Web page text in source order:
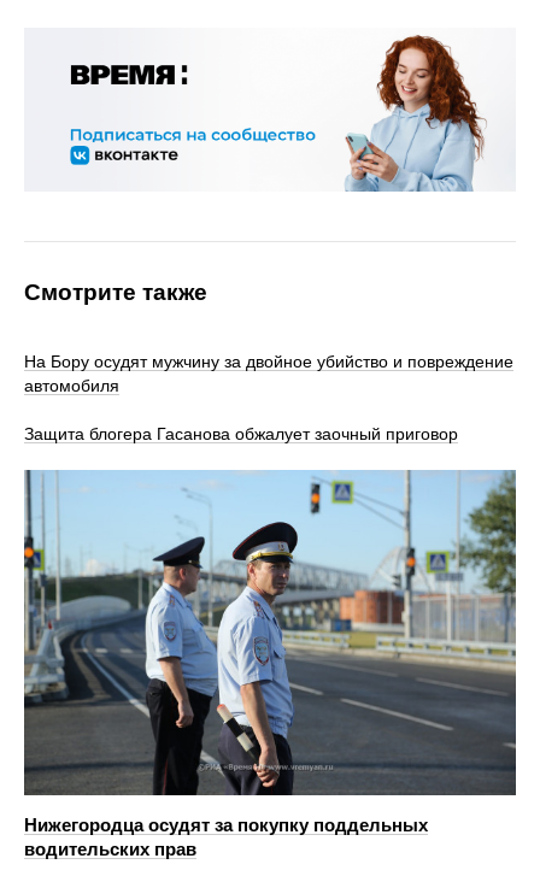
Смотрите также
На Бору осудят мужчину за двойное убийство и повреждение
автомобиля
Защита блогера Гасанова обжалует заочный приговор
Нижегородца осудят за покупку поддельных
водительских прав